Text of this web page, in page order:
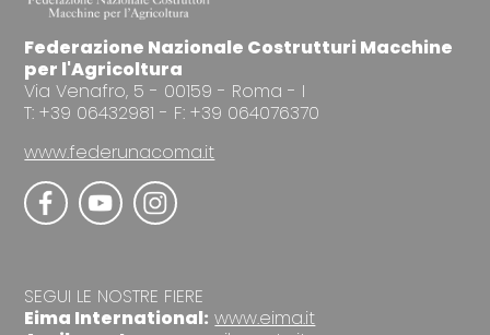
Federazione Nazionale Costrutturi Macchine
per l'Agricoltura
Via Venafro, 5 - 00159 - Roma - I
T: +39 06432981 - F: +39 064076370
www.federunacoma.it
SEGUI LE NOSTRE FIERE
Eima International: www.eima.it